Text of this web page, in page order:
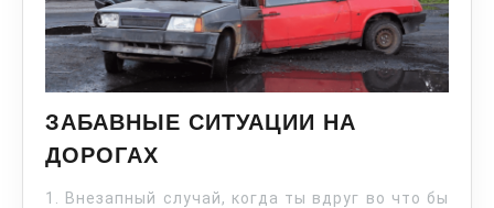
ЗАБАВНЫЕ СИТУАЦИИ НА
ДОРОГАХ
1. Внезапный случай, когда ты вдруг во что бы